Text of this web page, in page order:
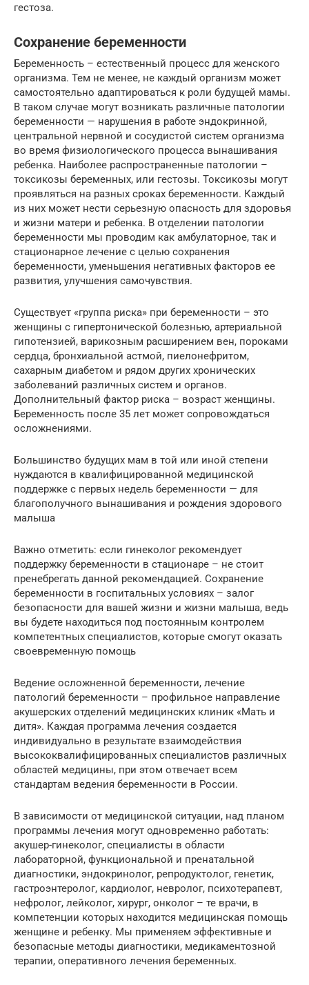
гестоза.
Сохранение беременности
Беременность – естественный процесс для женского
организма. Тем не менее, не каждый организм может
самостоятельно адаптироваться к роли будущей мамы.
В таком случае могут возникать различные патологии
беременности — нарушения в работе эндокринной,
центральной нервной и сосудистой систем организма
во время физиологического процесса вынашивания
ребенка. Наиболее распространенные патологии –
токсикозы беременных, или гестозы. Токсикозы могут
проявляться на разных сроках беременности. Каждый
из них может нести серьезную опасность для здоровья
и жизни матери и ребенка. В отделении патологии
беременности мы проводим как амбулаторное, так и
стационарное лечение с целью сохранения
беременности, уменьшения негативных факторов ее
развития, улучшения самочувствия.
Существует «группа риска» при беременности – это
женщины с гипертонической болезнью, артериальной
гипотензией, варикозным расширением вен, пороками
сердца, бронхиальной астмой, пиелонефритом,
сахарным диабетом и рядом других хронических
заболеваний различных систем и органов.
Дополнительный фактор риска – возраст женщины.
Беременность после 35 лет может сопровождаться
осложнениями.
Большинство будущих мам в той или иной степени
нуждаются в квалифицированной медицинской
поддержке с первых недель беременности — для
благополучного вынашивания и рождения здорового
малыша
Важно отметить: если гинеколог рекомендует
поддержку беременности в стационаре – не стоит
пренебрегать данной рекомендацией. Сохранение
беременности в госпитальных условиях – залог
безопасности для вашей жизни и жизни малыша, ведь
вы будете находиться под постоянным контролем
компетентных специалистов, которые смогут оказать
своевременную помощь
Ведение осложненной беременности, лечение
патологий беременности – профильное направление
акушерских отделений медицинских клиник «Мать и
дитя». Каждая программа лечения создается
индивидуально в результате взаимодействия
высококвалифицированных специалистов различных
областей медицины, при этом отвечает всем
стандартам ведения беременности в России.
В зависимости от медицинской ситуации, над планом
программы лечения могут одновременно работать:
акушер-гинеколог, специалисты в области
лабораторной, функциональной и пренатальной
диагностики, эндокринолог, репродуктолог, генетик,
гастроэнтеролог, кардиолог, невролог, психотерапевт,
нефролог, лейколог, хирург, онколог – те врачи, в
компетенции которых находится медицинская помощь
женщине и ребенку. Мы применяем эффективные и
безопасные методы диагностики, медикаментозной
терапии, оперативного лечения беременных.